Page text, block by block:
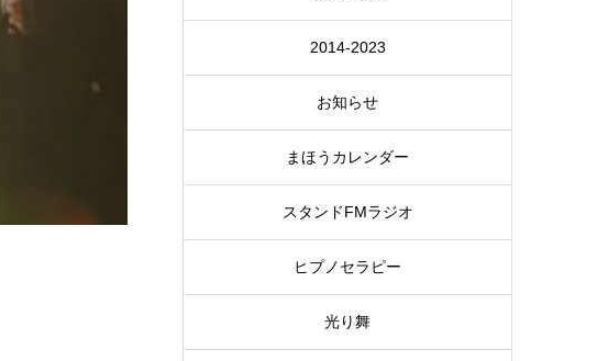
2014-2023
お知らせ
まほうカレンダー
スタンドFMラジオ
ヒプノセラピー
光り舞